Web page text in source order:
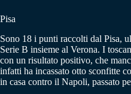
Pisa
Sono 18 i punti raccolti dal Pisa,
Serie B insieme al Verona. I
con un risultato positivo, che
infatti ha incassato otto sconfitte
in casa contro il Napoli, passato